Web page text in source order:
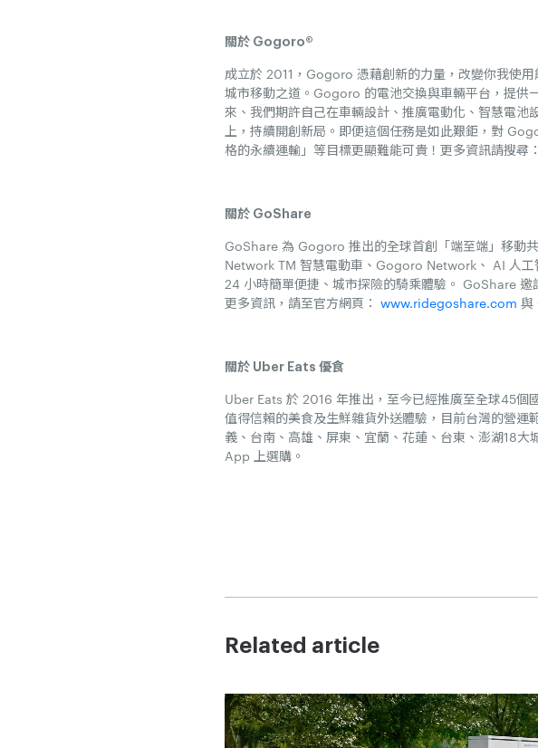
關於 Gogoro®
成立於 2011，Gogoro 憑藉創新的力量，改變你我使
城市移動之道。Gogoro 的電池交換與車輛平台，提供
來、我們期許自己在車輛設計、推廣電動化、智慧電
上，持續開創新局。即便這個任務是如此艱鉅，對
格的永續運輸」等目標更顯難能可貴！更多資訊請搜尋：
關於 GoShare
GoShare 為 Gogoro 推出的全球首創「端至端」移
Network TM 智慧電動車、Gogoro Network、 AI 人工
24 小時簡單便捷、城市探險的騎乘體驗。 GoShare
更多資訊，請至官方網頁：www.ridegoshare.com 與
關於 Uber Eats 優食
Uber Eats 於 2016 年推出，至今已經推廣至全球45
值得信賴的美食及生鮮雜貨外送體驗，目前台灣的營
義、台南、高雄、屏東、宜蘭、花蓮、台東、澎湖18
App 上選購。
Related article